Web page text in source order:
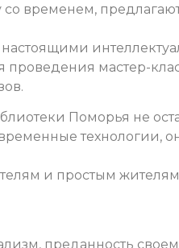
со временем,
настоящими
мастер-
Поморья не
технологии,
и простым
преданность